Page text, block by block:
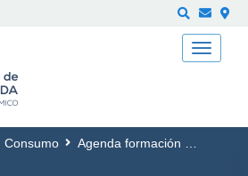
Consumo Agenda formación al Consumidor